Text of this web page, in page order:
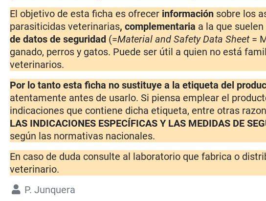
El objetivo de esta ficha es ofrecer información sobre los
parasiticidas veterinarias, complementaria a la que
de datos de seguridad (=Material and Safety Data Sheet=
ganado, perros y gatos. Puede ser útil a quien no está
veterinarios.
Por lo tanto esta ficha no sustituye a la etiqueta del
atentamente antes de usarlo. Si piensa emplear el
indicaciones que contiene dicha etiqueta, entre otras
LAS INDICACIONES ESPECÍFICAS Y LAS MEDIDAS DE
según las normativas nacionales.
En caso de duda consulte al laboratorio que fabrica o
veterinario.
P. Junquera